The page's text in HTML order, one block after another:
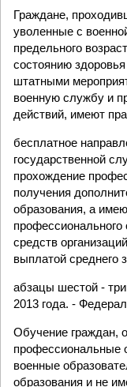
Граждане,
уволенные с
предельного
состоянию
штатными
военную службу и
действий, имеют
бесплатное
государственной
прохождение
получения
образования, а
профессионального
средств
выплатой среднего
абзацы шестой -
2013 года. -
Обучение граждан,
профессиональные
военные
образования и не